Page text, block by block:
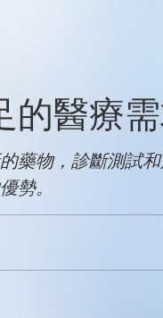
的醫療
藥物，診斷測試
勢。